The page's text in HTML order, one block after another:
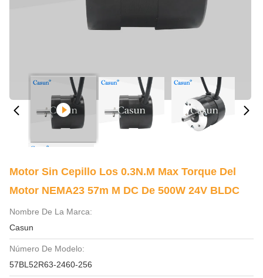
Motor Sin Cepillo Los 0.3N.M Max Torque Del
Motor NEMA23 57m M DC De 500W 24V BLDC
Nombre De La Marca:
Casun
Número De Modelo:
57BL52R63-2460-256